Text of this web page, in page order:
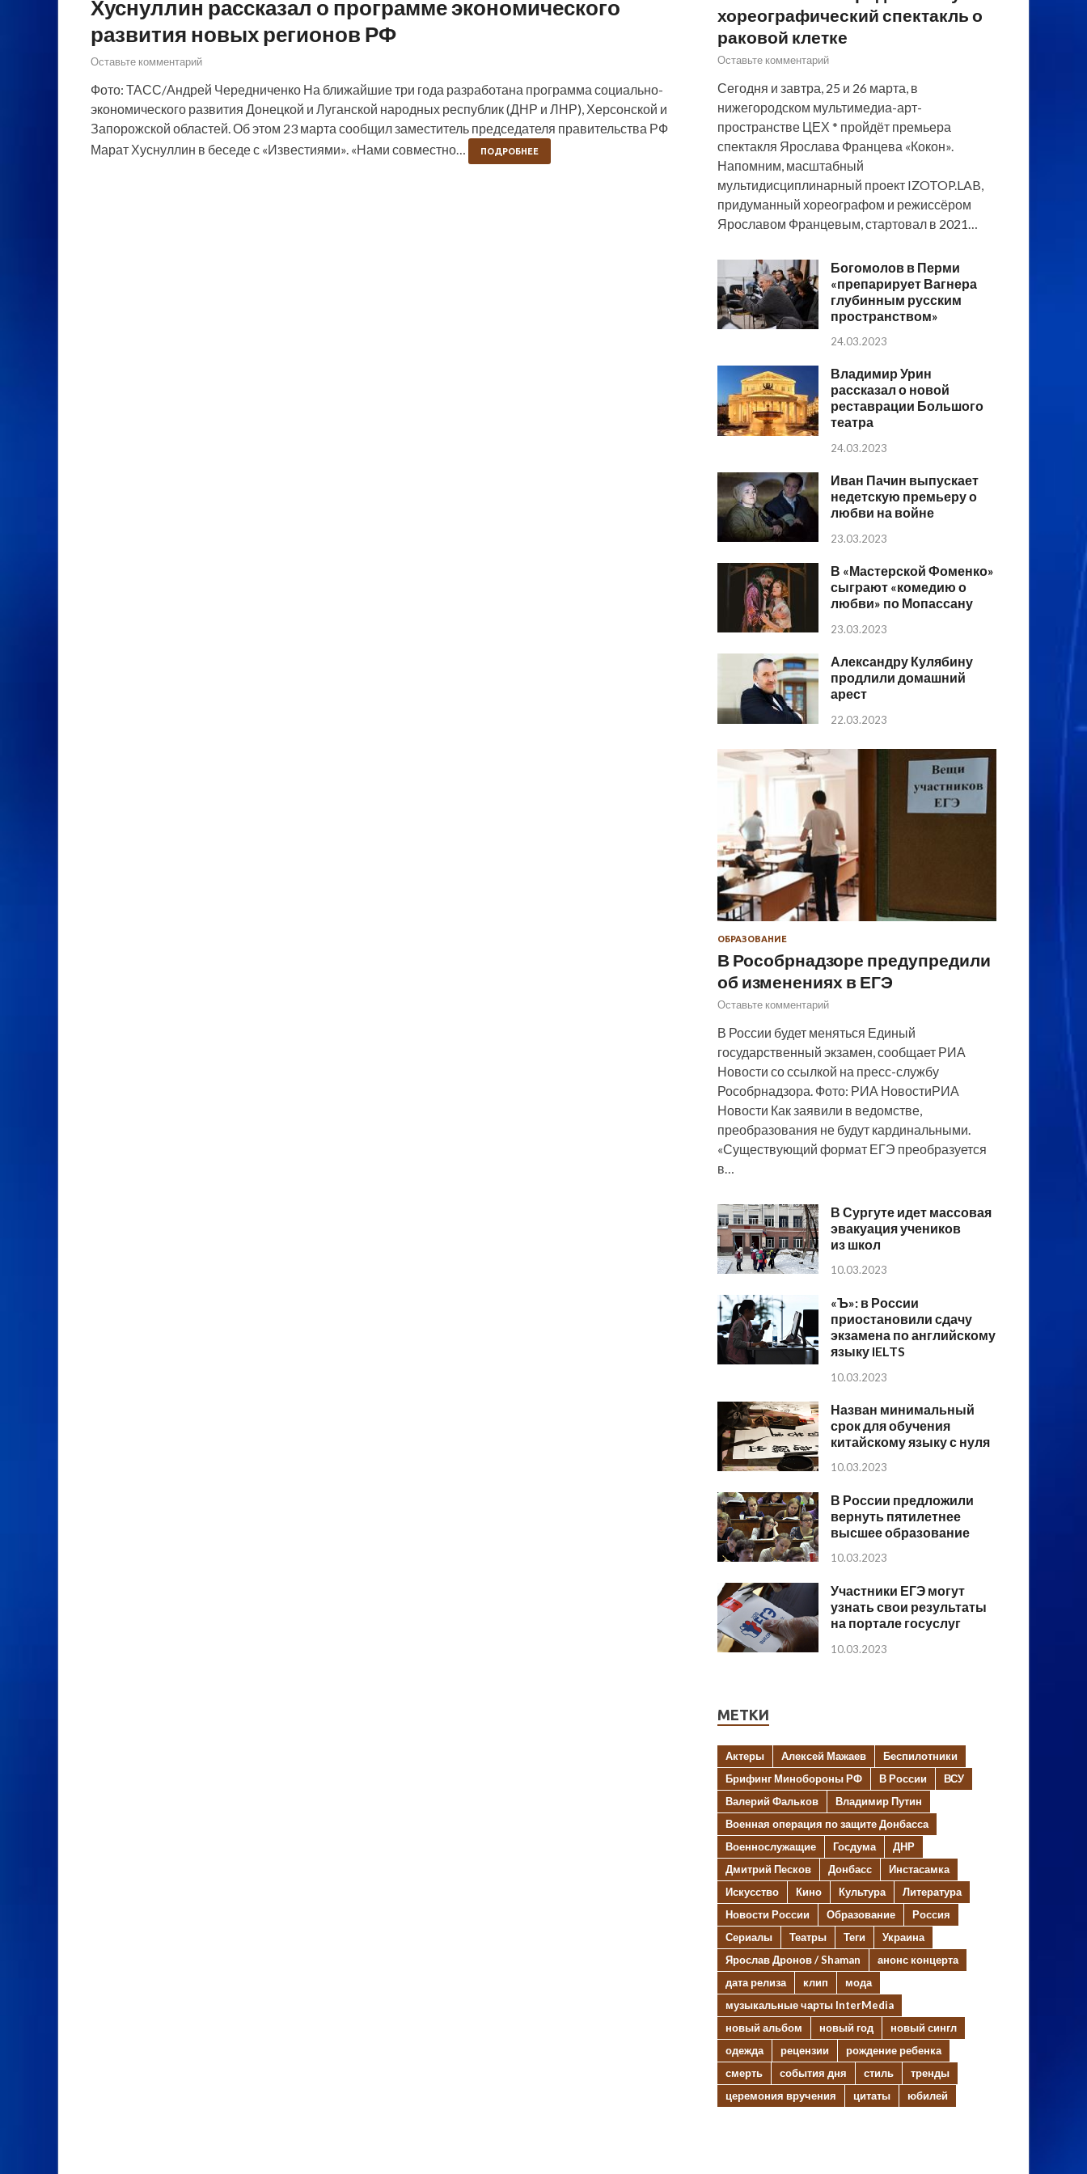
Хуснуллин рассказал о программе экономического
развития новых регионов РФ
Оставьте комментарий
Фото: ТАСС/Андрей Чередниченко На ближайшие три года разработана программа социально-
экономического развития Донецкой и Луганской народных республик (ДНР и ЛНР), Херсонской и
Запорожской областей. Об этом 23 марта сообщил заместитель председателя правительства РФ
Марат Хуснуллин в беседе с «Известиями». «Нами совместно…
ПОДРОБНЕЕ
хореографический спектакль о
раковой клетке
Оставьте комментарий
Сегодня и завтра, 25 и 26 марта, в
нижегородском мультимедиа-арт-
пространстве ЦЕХ * пройдёт премьера
спектакля Ярослава Францева «Кокон».
Напомним, масштабный
мультидисциплинарный проект IZOTOP.LAB,
придуманный хореографом и режиссёром
Ярославом Францевым, стартовал в 2021…
Богомолов в Перми
«препарирует Вагнера
глубинным русским
пространством»
24.03.2023
Владимир Урин
рассказал о новой
реставрации Большого
театра
24.03.2023
Иван Пачин выпускает
недетскую премьеру о
любви на войне
23.03.2023
В «Мастерской Фоменко»
сыграют «комедию о
любви» по Мопассану
23.03.2023
Александру Кулябину
продлили домашний
арест
22.03.2023
ОБРАЗОВАНИЕ
В Рособрнадзоре предупредили
об изменениях в ЕГЭ
Оставьте комментарий
В России будет меняться Единый
государственный экзамен, сообщает РИА
Новости со ссылкой на пресс-службу
Рособрнадзора. Фото: РИА НовостиРИА
Новости Как заявили в ведомстве,
преобразования не будут кардинальными.
«Существующий формат ЕГЭ преобразуется
в…
В Сургуте идет массовая
эвакуация учеников
из школ
10.03.2023
«Ъ»: в России
приостановили сдачу
экзамена по английскому
языку IELTS
10.03.2023
Назван минимальный
срок для обучения
китайскому языку с нуля
10.03.2023
В России предложили
вернуть пятилетнее
высшее образование
10.03.2023
Участники ЕГЭ могут
узнать свои результаты
на портале госуслуг
10.03.2023
МЕТКИ
Актеры Алексей Мажаев
Беспилотники
Брифинг Минобороны РФ
В России
ВСУ
Валерий Фальков
Владимир Путин
Военная операция по защите Донбасса
Военнослужащие
Госдума
ДНР
Дмитрий Песков
Донбасс
Инстасамка
Искусство
Кино Культура
Литература
Новости России
Образование
Россия
Сериалы
Театры Теги
Украина
Ярослав Дронов / Shaman
анонс концерта
дата релиза
клип
мода
музыкальные чарты InterMedia
новый альбом
новый год
новый сингл
одежда
рецензии
рождение ребенка
смерть
события дня стиль
тренды
церемония вручения
цитаты юбилей